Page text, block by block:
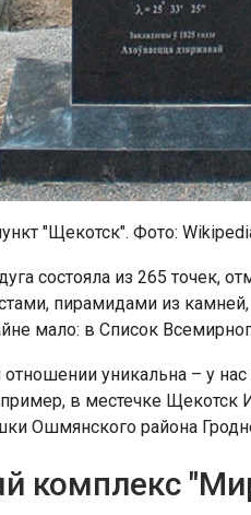
"Щекотск". Фото:
состояла из 265 точек,
пирамидами из
мало: в Список
отношении уникальна – у
в местечке Щекотск
Ошмянского района
комплекс